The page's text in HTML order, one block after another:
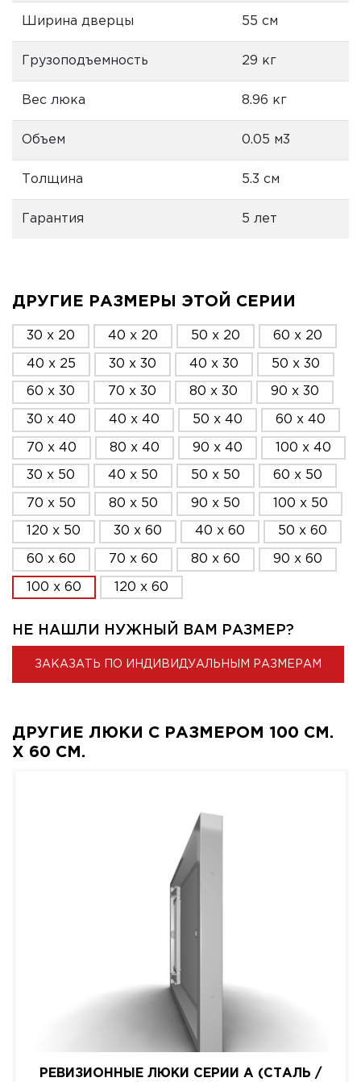
Ширина дверцы 55 см
Грузоподъемность 29 кг
Вес люка 8.96 кг
Объем 0.05 м3
Толщина 5.3 см
Гарантия 5 лет
ДРУГИЕ РАЗМЕРЫ ЭТОЙ СЕРИИ
30 x 20 40 x 20 50 x 20 60 x 20
40 x 25 30 x 30 40 x 30 50 x 30
60 x 30 70 x 30 80 x 30 90 x 30
30 x 40 40 x 40 50 x 40 60 x 40
70 x 40 80 x 40 90 x 40 100 x 40
30 x 50 40 x 50 50 x 50 60 x 50
70 x 50 80 x 50 90 x 50 100 x 50
120 x 50 30 x 60 40 x 60 50 x 60
60 x 60 70 x 60 80 x 60 90 x 60
100 x 60 120 x 60
НЕ НАШЛИ НУЖНЫЙ ВАМ РАЗМЕР?
ЗАКАЗАТЬ ПО ИНДИВИДУАЛЬНЫМ РАЗМЕРАМ
ДРУГИЕ ЛЮКИ С РАЗМЕРОМ 100 СМ.
X 60 СМ.
РЕВИЗИОННЫЕ ЛЮКИ СЕРИИ A (СТАЛЬ /